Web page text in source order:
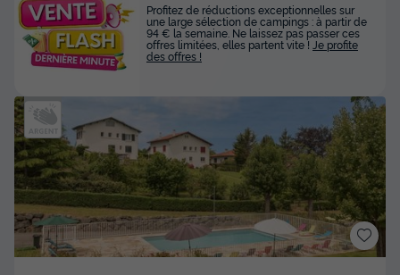
Profitez de réductions exceptionnelles sur
une large sélection de campings : à partir de
94 € la semaine. Ne laissez pas passer ces
offres limitées, elles partent vite ! Je profite
des offres !